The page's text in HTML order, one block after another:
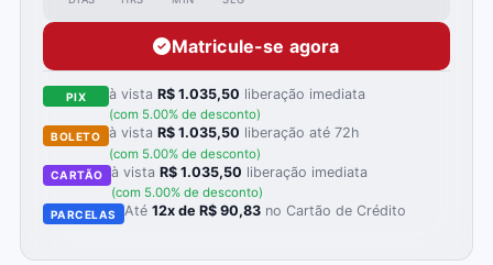
Matricule-se agora
PIX à vistaR$ 1.035,50 liberação imediata
(com 5.00% de desconto)
BOLETO à vistaR$ 1.035,50 liberação até 72h
(com 5.00% de desconto)
CARTÃO à vista R$ 1.035,50 liberação imediata
(com 5.00% de desconto)
PARCELAS Até12x de R$ 90,83 no Cartão de Crédito